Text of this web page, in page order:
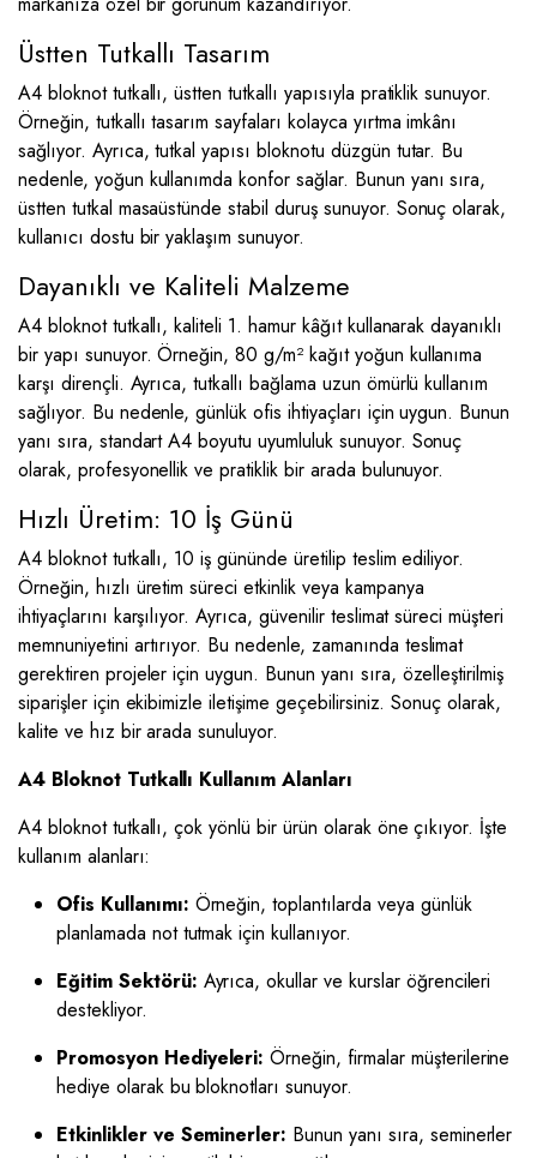
Üstten Tutkallı Tasarım
A4 bloknot tutkallı, üstten tutkallı yapısıyla pratiklik sunuyor.
Örneğin, tutkallı tasarım sayfaları kolayca yırtma imkânı
sağlıyor. Ayrıca, tutkal yapısı bloknotu düzgün tutar. Bu
nedenle, yoğun kullanımda konfor sağlar. Bunun yanı sıra,
üstten tutkal masaüstünde stabil duruş sunuyor. Sonuç olarak,
kullanıcı dostu bir yaklaşım sunuyor.
Dayanıklı ve Kaliteli Malzeme
A4 bloknot tutkallı, kaliteli 1. hamur kâğıt kullanarak dayanıklı
bir yapı sunuyor. Örneğin, 80 g/m² kağıt yoğun kullanıma
karşı dirençli. Ayrıca, tutkallı bağlama uzun ömürlü kullanım
sağlıyor. Bu nedenle, günlük ofis ihtiyaçları için uygun. Bunun
yanı sıra, standart A4 boyutu uyumluluk sunuyor. Sonuç
olarak, profesyonellik ve pratiklik bir arada bulunuyor.
Hızlı Üretim: 10 İş Günü
A4 bloknot tutkallı, 10 iş gününde üretilip teslim ediliyor.
Örneğin, hızlı üretim süreci etkinlik veya kampanya
ihtiyaçlarını karşılıyor. Ayrıca, güvenilir teslimat süreci müşteri
memnuniyetini artırıyor. Bu nedenle, zamanında teslimat
gerektiren projeler için uygun. Bunun yanı sıra, özelleştirilmiş
siparişler için ekibimizle iletişime geçebilirsiniz. Sonuç olarak,
kalite ve hız bir arada sunuluyor.
A4 Bloknot Tutkallı Kullanım Alanları
A4 bloknot tutkallı, çok yönlü bir ürün olarak öne çıkıyor. İşte
kullanım alanları:
Ofis Kullanımı: Örneğin, toplantılarda veya günlük
planlamada not tutmak için kullanıyor.
Eğitim Sektörü: Ayrıca, okullar ve kurslar öğrencileri
destekliyor.
Promosyon Hediyeleri: Örneğin, firmalar müşterilerine
hediye olarak bu bloknotları sunuyor.
Etkinlikler ve Seminerler: Bunun yanı sıra, seminerler